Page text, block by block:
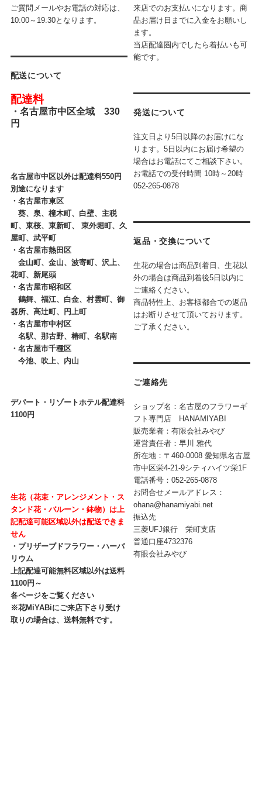
ご質問メールやお電話の対応は、
10:00～19:30となります。
配送について
配達料
・ 名古屋市中区全域 330
円
名古屋市中区以外は配達料550円
別途になります
・ 名古屋市東区
葵、泉、橦木町、白壁、主税
町、東桜、東新町、 東外堀町、久
屋町、武平町
・ 名古屋市熱田区
金山町、金山、波寄町、沢上、
花町、新尾頭
・ 名古屋市昭和区
鶴舞、福江、白金、村雲町、御
器所、高辻町、円上町
・ 名古屋市中村区
名駅、那古野、椿町、名駅南
・ 名古屋市千種区
今池、吹上、内山
デパート・リゾートホテル配達料
1100円
生花（花束・アレンジメント・ス
タンド花・バルーン・鉢物）は上
記配達可能区域以外は配送できま
せん
・プリザーブドフラワー・ハーバ
リウム
上記配達可能無料区域以外は送料
1100円～
各ページをご覧ください
※花MiYABiにご来店下さり受け
取りの場合は、送料無料です。
来店でのお支払いになります。商
品お届け日までに入金をお願いし
ます。
当店配達圏内でしたら着払いも可
能です。
発送について
注文日より5日以降のお届けにな
ります。5日以内にお届け希望の
場合はお電話にてご相談下さい。
お電話での受付時間 10時～20時
052-265-0878
返品・交換について
生花の場合は商品到着日、生花以
外の場合は商品到着後5日以内に
ご連絡ください。
商品特性上、お客様都合での返品
はお断りさせて頂いております。
ご了承ください。
ご連絡先
ショップ名：名古屋のフラワーギ
フト専門店 HANAMIYABI
販売業者：有限会社みやび
運営責任者：早川 雅代
所在地：〒460-0008 愛知県名古屋
市中区栄4-21-9シティハイツ栄1F
電話番号：052-265-0878
お問合せメールアドレス：
ohana@hanamiyabi.net
振込先
三菱UFJ銀行 栄町支店
普通口座4732376
有眼会社みやび